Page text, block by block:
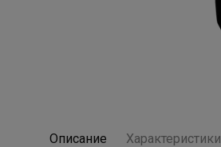
Описание Характеристики